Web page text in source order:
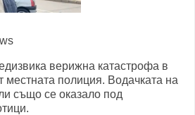
верижна катастрофа в
местната полиция. Водачката на
също се оказало под